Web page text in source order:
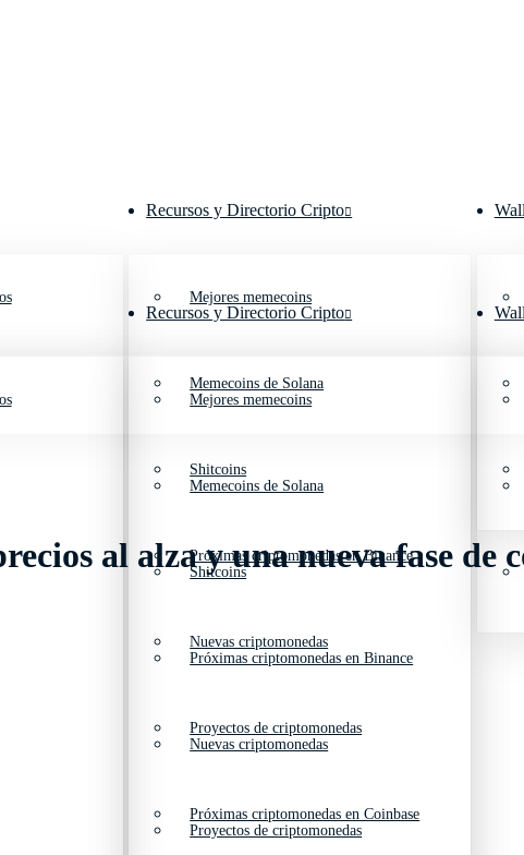
Recursos y Directorio Cripto
Mejores memecoins
Memecoins de Solana
Shitcoins
Próximas criptomonedas en Binance
Nuevas criptomonedas
Proyectos de criptomonedas
Próximas criptomonedas en Coinbase
Recursos y Directorio Cripto
Mejores memecoins
Memecoins de Solana
Shitcoins
Próximas criptomonedas en Binance
Nuevas criptomonedas
Proyectos de criptomonedas
al alza y una nueva fase de